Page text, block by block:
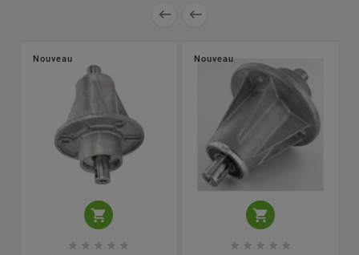
 
Nouveau

    
Nouveau

    